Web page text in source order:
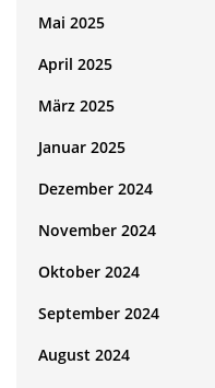
Mai 2025
April 2025
März 2025
Januar 2025
Dezember 2024
November 2024
Oktober 2024
September 2024
August 2024